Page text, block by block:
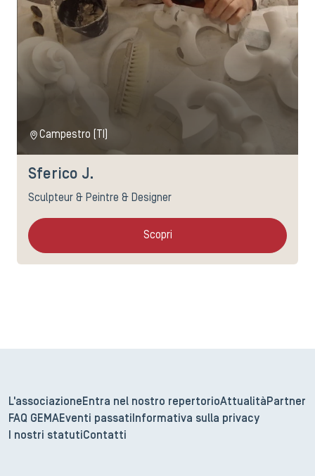
Campestro (TI)
Sferico J.
Sculpteur & Peintre & Designer
Scopri
L'associazione Entra nel nostro repertorioAttualità Partner
FAQ GEMAEventi passati
Informativa sulla privacy
I nostri statuti Contatti